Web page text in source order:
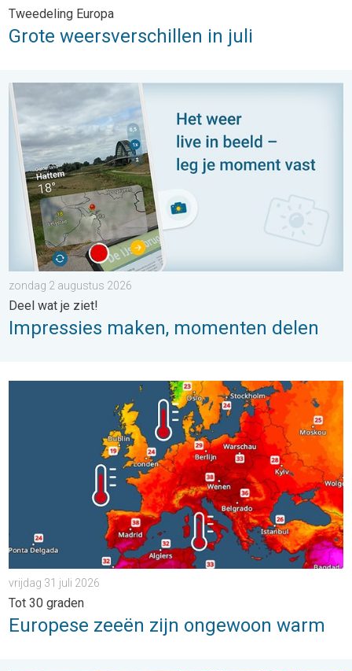
Tweedeling Europa
Grote weersverschillen in juli
Impressies maken, momenten delen. Deel wat je ziet!. . .
zondag 2 augustus 2026
Deel wat je ziet!
Impressies maken, momenten delen
Europese zeeën zijn ongewoon warm. Tot 30 graden. . .
vrijdag 31 juli 2026
Tot 30 graden
Europese zeeën zijn ongewoon warm